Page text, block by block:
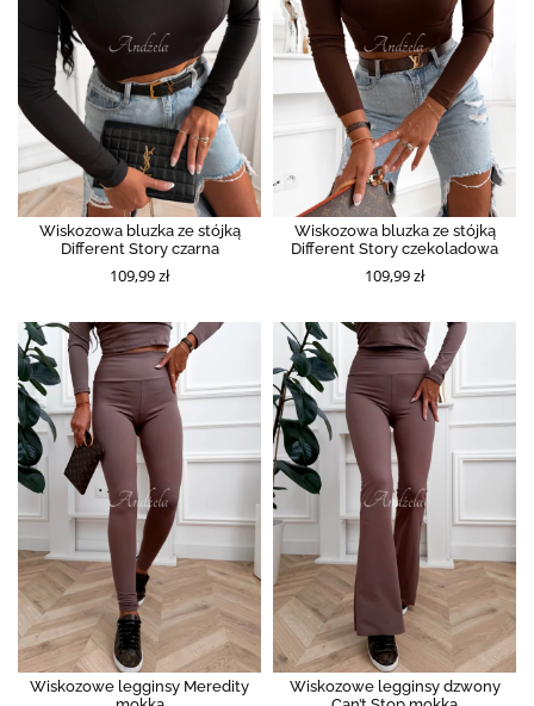
Wiskozowa bluzka ze stójką
Different Story czarna
109,99 zł
Wiskozowa bluzka ze stójką
Different Story czekoladowa
109,99 zł
Wiskozowe legginsy Meredity
Wiskozowe legginsy dzwony